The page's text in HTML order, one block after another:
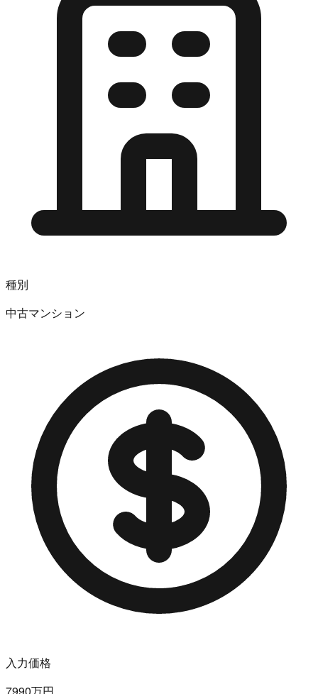
種別
中古マンション
入力価格
7990万円